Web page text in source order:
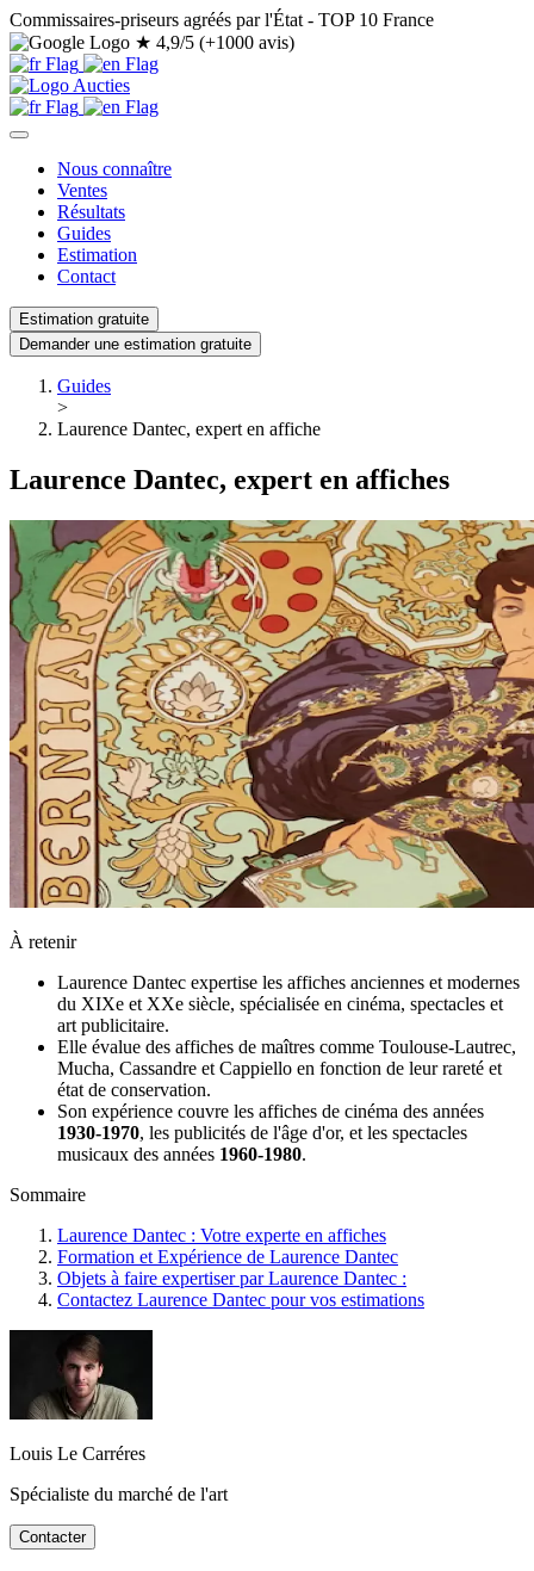
Commissaires-priseurs agréés par l'État - TOP 10 France
★ 4,9/5 (+1000 avis)
Nous connaître
Ventes
Résultats
Guides
Estimation
Contact
Estimation gratuite
Demander une estimation gratuite
Guides
>
Laurence Dantec, expert en affiche
Laurence Dantec, expert en affiches
À retenir
Laurence Dantec expertise les affiches anciennes et modernes
du XIXe et XXe siècle, spécialisée en cinéma, spectacles et
art publicitaire.
Elle évalue des affiches de maîtres comme Toulouse-Lautrec,
Mucha, Cassandre et Cappiello en fonction de leur rareté et
état de conservation.
Son expérience couvre les affiches de cinéma des années
1930-1970, les publicités de l'âge d'or, et les spectacles
musicaux des années 1960-1980.
Sommaire
Laurence Dantec : Votre experte en affiches
Formation et Expérience de Laurence Dantec
Objets à faire expertiser par Laurence Dantec :
Contactez Laurence Dantec pour vos estimations
Louis Le Carréres
Spécialiste du marché de l'art
Contacter